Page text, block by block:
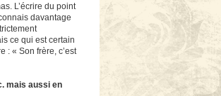
L’écrire du point
davantage
ce qui est certain
: « Son frère, c’est
mais aussi en